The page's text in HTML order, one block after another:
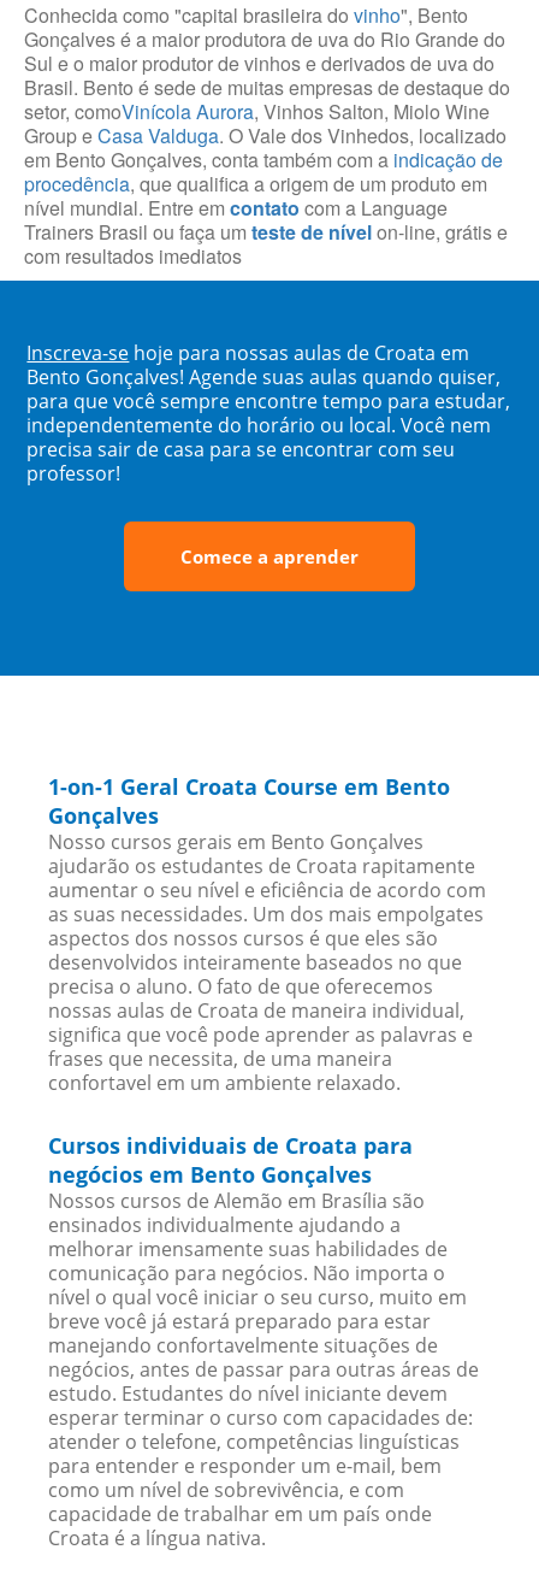
Conhecida como "capital brasileira do vinho", Bento
Gonçalves é a maior produtora de uva do Rio Grande do
Sul e o maior produtor de vinhos e derivados de uva do
Brasil. Bento é sede de muitas empresas de destaque do
setor, comoVinícola Aurora, Vinhos Salton, Miolo Wine
Group eCasa Valduga. O Vale dos Vinhedos, localizado
em Bento Gonçalves, conta também com a indicação de
procedência, que qualifica a origem de um produto em
nível mundial. Entre em contato com a Language
Trainers Brasil ou faça um teste de nívelon-line, grátis e
com resultados imediatos
Inscreva-se hoje para nossas aulas de Croata em
Bento Gonçalves! Agende suas aulas quando quiser,
para que você sempre encontre tempo para estudar,
independentemente do horário ou local. Você nem
precisa sair de casa para se encontrar com seu
professor!
Comece a aprender
1-on-1 Geral Croata Course em Bento
Gonçalves
Nosso cursos gerais em Bento Gonçalves
ajudarão os estudantes de Croata rapitamente
aumentar o seu nível e eficiência de acordo com
as suas necessidades. Um dos mais empolgates
aspectos dos nossos cursos é que eles são
desenvolvidos inteiramente baseados no que
precisa o aluno. O fato de que oferecemos
nossas aulas de Croata de maneira individual,
significa que você pode aprender as palavras e
frases que necessita, de uma maneira
confortavel em um ambiente relaxado.
Cursos individuais de Croata para
negócios em Bento Gonçalves
Nossos cursos de Alemão em Brasília são
ensinados individualmente ajudando a
melhorar imensamente suas habilidades de
comunicação para negócios. Não importa o
nível o qual você iniciar o seu curso, muito em
breve você já estará preparado para estar
manejando confortavelmente situações de
negócios, antes de passar para outras áreas de
estudo. Estudantes do nível iniciante devem
esperar terminar o curso com capacidades de:
atender o telefone, competências linguísticas
para entender e responder um e-mail, bem
como um nível de sobrevivência, e com
capacidade de trabalhar em um país onde
Croata é a língua nativa.